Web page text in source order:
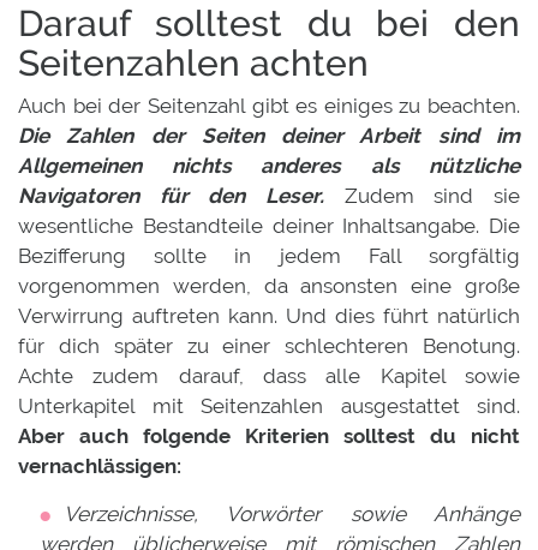
Darauf solltest du bei den
Seitenzahlen achten
Auch bei der Seitenzahl gibt es einiges zu beachten.
Die Zahlen der Seiten deiner Arbeit sind im
Allgemeinen nichts anderes als nützliche
Navigatoren für den Leser. Zudem sind sie
wesentliche Bestandteile deiner Inhaltsangabe. Die
Bezifferung sollte in jedem Fall sorgfältig
vorgenommen werden, da ansonsten eine große
Verwirrung auftreten kann. Und dies führt natürlich
für dich später zu einer schlechteren Benotung.
Achte zudem darauf, dass alle Kapitel sowie
Unterkapitel mit Seitenzahlen ausgestattet sind.
Aber auch folgende Kriterien solltest du nicht
vernachlässigen:
Verzeichnisse, Vorwörter sowie Anhänge
werden üblicherweise mit römischen Zahlen